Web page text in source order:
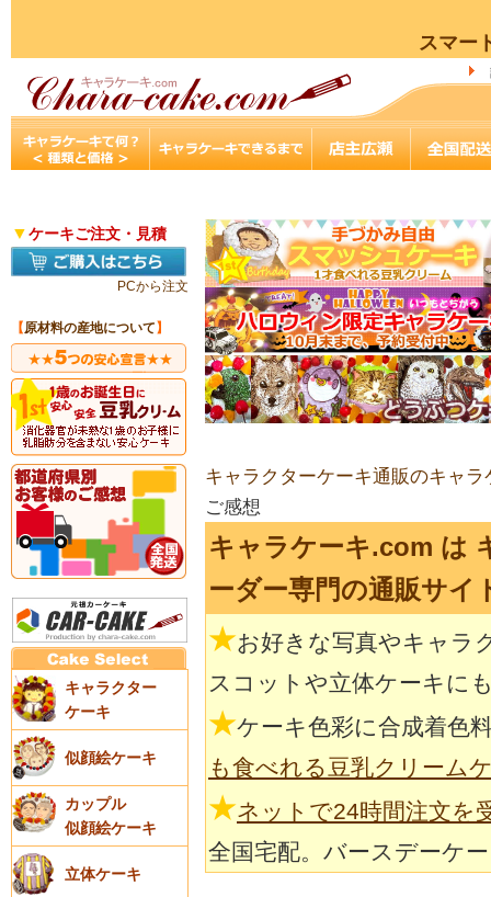
スマー
▼ケーキご注文・見積
PCから注文
【原材料の産地について 】
キャラクター
ケーキ
似顔絵ケーキ
カップル
似顔絵ケーキ
立体ケーキ
キャラクターケーキ通販のキャラ
ご感想
キャラケーキ.com は
ーダー専門の通販サイ
★お好きな写真やキャラ
スコットや立体ケーキに
★ケーキ色彩に合成着色
も食べれる豆乳クリーム
★ネットで24時間注文を
全国宅配。バースデーケ